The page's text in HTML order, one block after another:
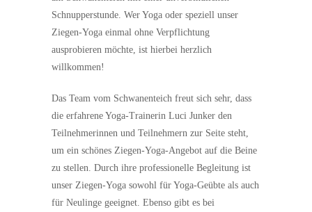
Schnupperstunde. Wer Yoga oder speziell unser
Ziegen-Yoga einmal ohne Verpflichtung
ausprobieren möchte, ist hierbei herzlich
willkommen!
Das Team vom Schwanenteich freut sich sehr, dass
die erfahrene Yoga-Trainerin Luci Junker den
Teilnehmerinnen und Teilnehmern zur Seite steht,
um ein schönes Ziegen-Yoga-Angebot auf die Beine
zu stellen. Durch ihre professionelle Begleitung ist
unser Ziegen-Yoga sowohl für Yoga-Geübte als auch
für Neulinge geeignet. Ebenso gibt es bei